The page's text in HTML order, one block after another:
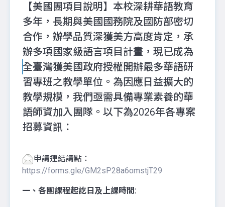
【美國團項目說明】本校深耕華語教育
多年，長期與美國國務院及國防部密切
合作，辦學品質深獲美方高度肯定，承
辦多項國家級語言項目計畫，現已成為
全臺灣獲美國政府授權開辦最多華語研
習專班之教學單位。為因應日益擴大的
教學規模，我們亟需具備專業素養的華
語師資加入團隊。以下為2026年各專案
招募資訊：
申請連結請點：
https://forms.gle/GM2sP28a6omstjT29
一、各團課程起訖日及上課時間: